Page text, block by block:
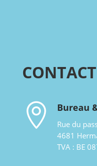
 Bureau
Rue du
4681
TVA : BE